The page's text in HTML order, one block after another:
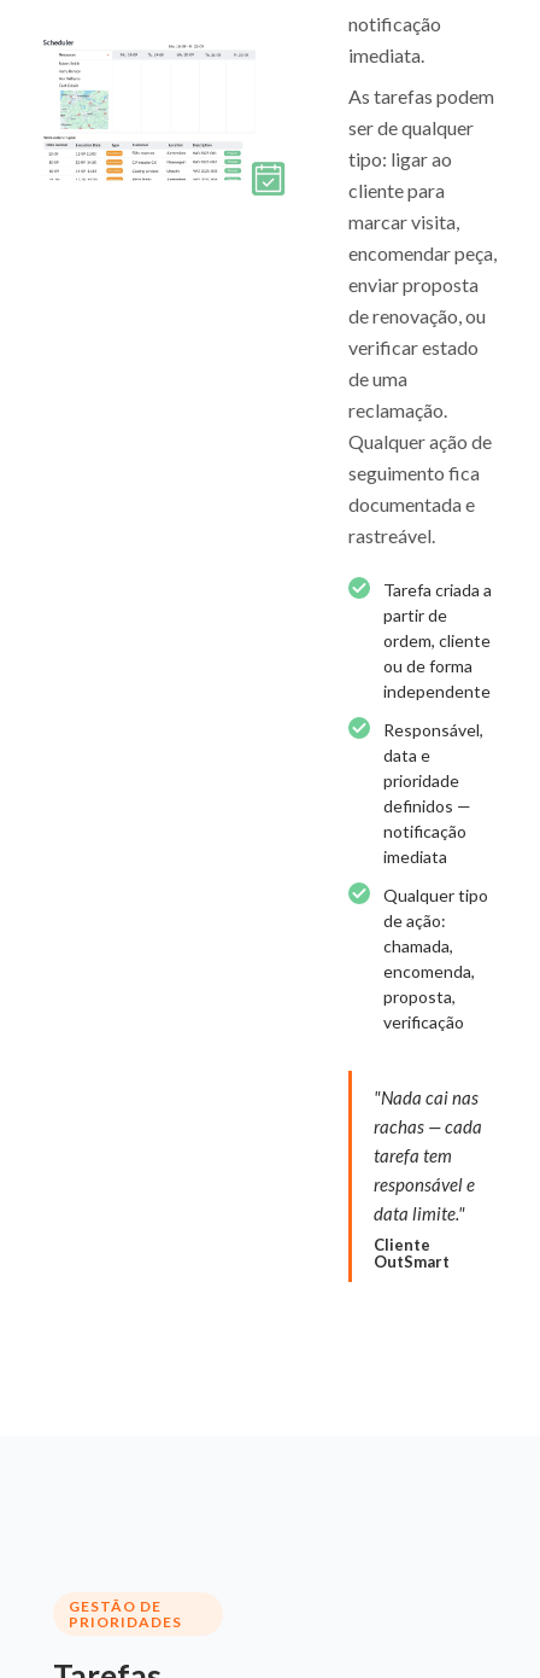
notificação
imediata.
As tarefas podem
ser de qualquer
tipo: ligar ao
cliente para
marcar visita,
encomendar peça,
enviar proposta
de renovação, ou
verificar estado
de uma
reclamação.
Qualquer ação de
seguimento fica
documentada e
rastreável.
Tarefa criada a
partir de
ordem, cliente
ou de forma
independente
Responsável,
data e
prioridade
definidos —
notificação
imediata
Qualquer tipo
de ação:
chamada,
encomenda,
proposta,
verificação
"Nada cai nas
rachas — cada
tarefa tem
responsável e
data limite."
Cliente
OutSmart
GESTÃO DE
PRIORIDADES